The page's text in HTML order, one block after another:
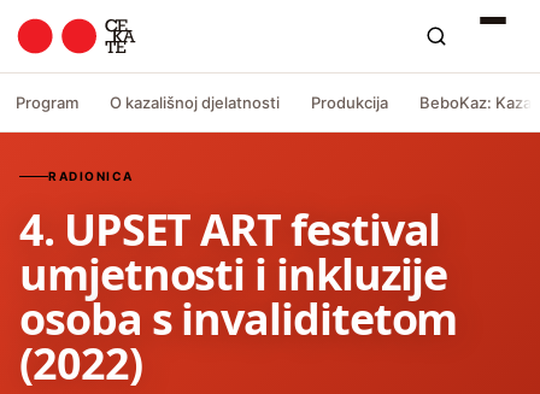
Program O kazališnoj djelatnosti Produkcija BeboKaz:
RADIONICA
4. UPSET ART festival
umjetnosti i inkluzije
osoba s invaliditetom
(2022)